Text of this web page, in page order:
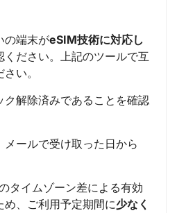
の端末がeSIM技術に対応し
ください。上記のツールで互
い。
ク解除済みであることを確認
メールで受け取った日から
タイムゾーン差による有効
、ご利用予定期間に少なく